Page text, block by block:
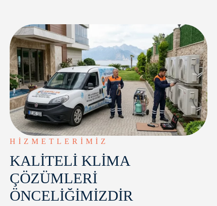
HIZMETLERIMIZ
KALİTELİ KLİMA
ÇÖZÜMLERİ
ÖNCELİĞİMİZDİR